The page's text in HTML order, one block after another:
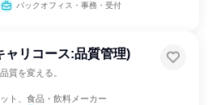
バックオフィス・事務・受付
ャリコース:品質管理)
質を変える。
ト、食品・飲料メーカー